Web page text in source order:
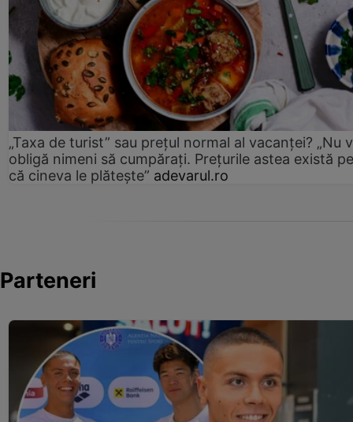
„Taxa de turist” sau prețul normal al vacanței? „Nu
obligă nimeni să cumpărați. Prețurile astea există
că cineva le plătește” adevarul.ro
Parteneri